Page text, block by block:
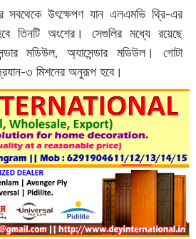
সবথেকে উৎক্ষেপণ যান এলএমভি থ্রি-এর
তিনটি অংশের। সেগুলির মধ্যে রয়েছে
মডিউল, অ্যাসেন্ডার মডিউল। গোটা
৩ মিশনের অনুরূপ হবে।